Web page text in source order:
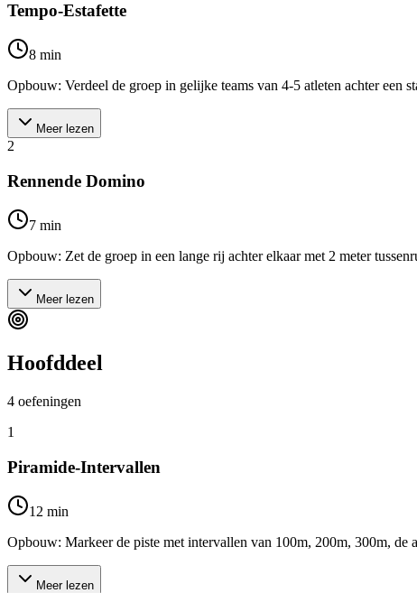
Tempo-Estafette
8 min
Opbouw: Verdeel de groep in gelijke teams van 4-5 atleten achter een
Meer lezen
2
Rennende Domino
7 min
Opbouw: Zet de groep in een lange rij achter elkaar met 2 meter
Meer lezen
Hoofddeel
4 oefeningen
1
Piramide-Intervallen
12 min
Opbouw: Markeer de piste met intervallen van 100m, 200m, 300m, de
Meer lezen